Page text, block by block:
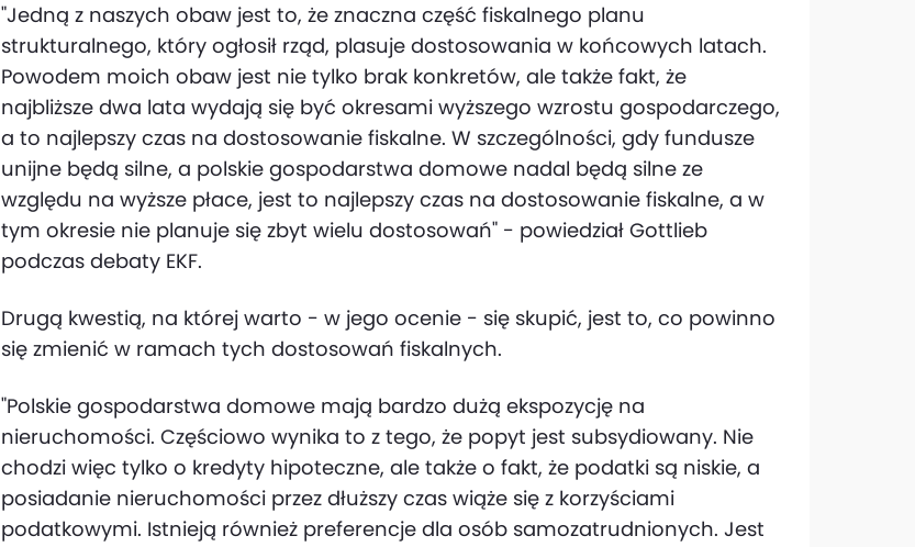
"Jedną z naszych obaw jest to, że znaczna część fiskalnego planu
strukturalnego, który ogłosił rząd, plasuje dostosowania w końcowych latach.
Powodem moich obaw jest nie tylko brak konkretów, ale także fakt, że
najbliższe dwa lata wydają się być okresami wyższego wzrostu gospodarczego,
a to najlepszy czas na dostosowanie fiskalne. W szczególności, gdy fundusze
unijne będą silne, a polskie gospodarstwa domowe nadal będą silne ze
względu na wyższe płace, jest to najlepszy czas na dostosowanie fiskalne, a w
tym okresie nie planuje się zbyt wielu dostosowań" - powiedział Gottlieb
podczas debaty EKF.
Drugą kwestią, na której warto - w jego ocenie - się skupić, jest to, co powinno
się zmienić w ramach tych dostosowań fiskalnych.
"Polskie gospodarstwa domowe mają bardzo dużą ekspozycję na
nieruchomości. Częściowo wynika to z tego, że popyt jest subsydiowany. Nie
chodzi więc tylko o kredyty hipoteczne, ale także o fakt, że podatki są niskie, a
posiadanie nieruchomości przez dłuższy czas wiąże się z korzyściami
podatkowymi. Istnieją również preferencje dla osób samozatrudnionych. Jest